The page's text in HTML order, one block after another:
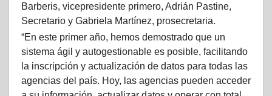
Barberis, vicepresidente primero, Adrián Pastine,
Secretario y Gabriela Martínez, prosecretaria.
“En este primer año, hemos demostrado que un
sistema ágil y autogestionable es posible, facilitando
la inscripción y actualización de datos para todas las
agencias del país. Hoy, las agencias pueden acceder